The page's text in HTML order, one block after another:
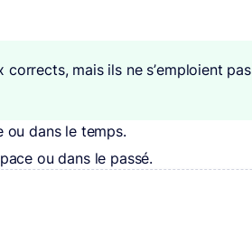
corrects, mais ils ne s’emploient pas
ou dans le temps.
ou dans le passé.